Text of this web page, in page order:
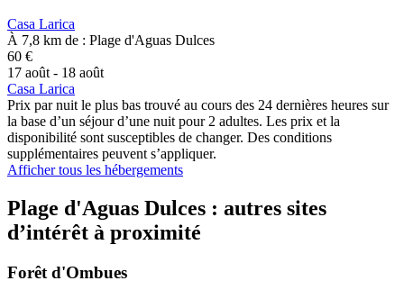
Casa Larica
À 7,8 km de : Plage d'Aguas Dulces
60 €
17 août - 18 août
Casa Larica
Prix par nuit le plus bas trouvé au cours des 24 dernières heures sur
la base d’un séjour d’une nuit pour 2 adultes. Les prix et la
disponibilité sont susceptibles de changer. Des conditions
supplémentaires peuvent s’appliquer.
Afficher tous les hébergements
Plage d'Aguas Dulces : autres sites
d’intérêt à proximité
Forêt d'Ombues